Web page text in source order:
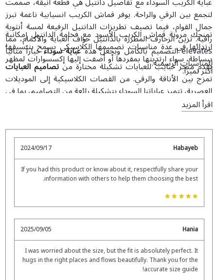
لتجمع بين الرقي والراحة. يوفر قماش الكريب انسيابية ناعمة تبرز
جمال القوام، فيما تضيف تطريزات الدانتيل الرفيعة لمسة أنثوية
راقية. تزين الزخارف المطرزة بالدانتيل حواف العباية والأكمام، مما
elevates التصميم بالكامل ويجعل هذه عباية سوداءخياراً مثالياً
للمناسبات الرسمية.
تمنحك مرونة قماش الكريب الأسود مع فخامة الدانتيل إمكانية
ارتدائها في عدة مناسبات. تصميمها الكلاسيكي يسمح بتنسيقها
ببساطة، سواء ارتديتها بمفردها أو أضفت إليها إكسسوارات لمظهر
أكثر تميزًا.
يقدم متجر حبايب للعبايات تشكيلة مختارة منتصاميم العبايات
تمزج بين الأناقة والرقي. من القصات الكلاسيكية إلى الموديلات
العصرية، تتميز عباياتنا السوداء بتشكيلة رائعة من التصاميم، بما في
ذلك التطريز الدقيق، تفاصيل الدانتيل الناعمة، والتزيينات التي تزيد
من بساطتها أناقة. وفي
الخاص ليعكس ذوقك الشخصي فعلاً.
اقرأ المزيد
Habayeb
2024/09/17
If you had this product or know about it, respectfully share your
information with others to help them choosing the best.
Hania
2025/09/05
I was worried about the size, but the fit is absolutely perfect. It
hugs in the right places and flows beautifully. Thank you for the
accurate size guide!